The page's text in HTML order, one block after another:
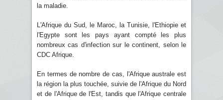
la maladie.
L'Afrique du Sud, le Maroc, la Tunisie, l'Ethiopie et
l'Egypte sont les pays ayant compté les plus
nombreux cas d'infection sur le continent, selon le
CDC Afrique.
En termes de nombre de cas, l'Afrique australe est
la région la plus touchée, suivie de l'Afrique du Nord
et de l'Afrique de l'Est, tandis que l'Afrique centrale